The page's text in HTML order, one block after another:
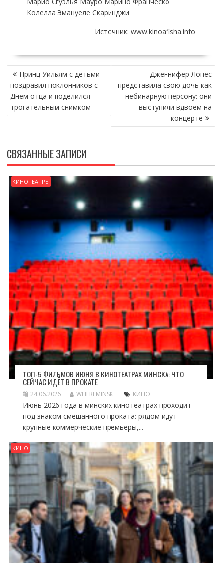
Марио Сгуэлья Мауро Марино Франческо
Колелла Эмануеле Скаринджи
Источник:www.kinoafisha.info
НАВИГАЦИЯ
ПО
ЗАПИСЯМ
Принц Уильям с детьми
поздравил поклонников с
Днем отца и поделился
трогательным снимком
Дженнифер Лопес
представила свою дочь как
небинарную персону: они
выступили вдвоем на
концерте
СВЯЗАННЫЕ ЗАПИСИ
КИНОТЕАТРЫ
ТОП-5 ФИЛЬМОВ ИЮНЯ В КИНОТЕАТРАХ МИНСКА: ЧТО
СЕЙЧАС ИДЁТ В ПРОКАТЕ
24.06.2026 WHEREMINSK КИНО
Июнь 2026 года в минских кинотеатрах проходит
под знаком смешанного проката: рядом идут
крупные коммерческие премьеры,...
КИНО